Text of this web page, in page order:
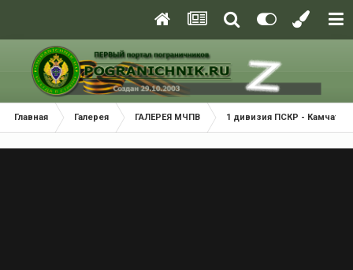
Главная Галерея ГАЛЕРЕЯ МЧПВ 1 дивизия ПСКР - Камчатка